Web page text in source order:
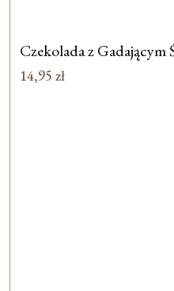
Czekolada z Gadającym
14,95 zł